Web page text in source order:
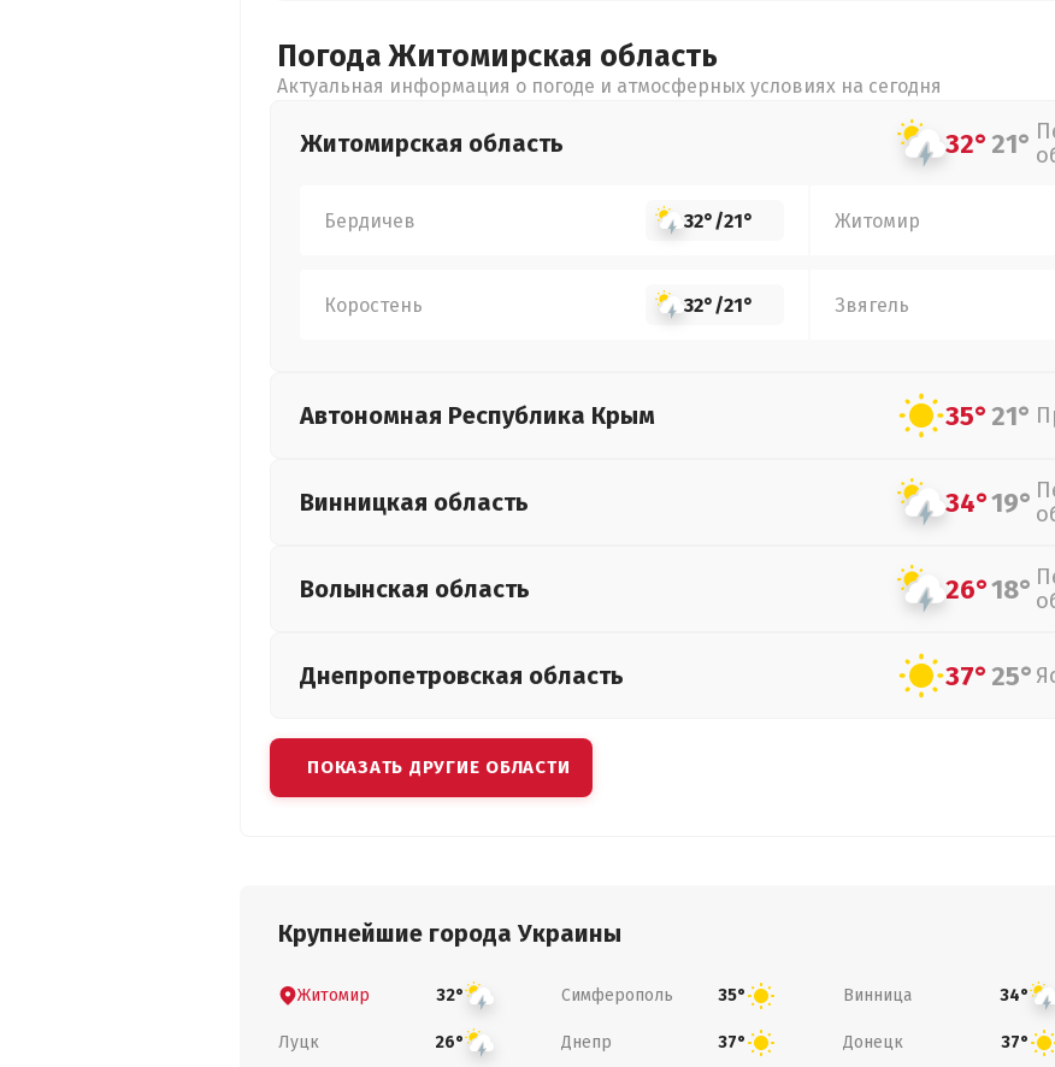
Погода Житомирская область
Актуальная информация о погоде и атмосферных условиях на сегодня
Житомирская область 32°21°
Бердичев 32°/21° Житомир
Коростень 32°/21° Звягель
Автономная Республика Крым 35°21°
Винницкая область 34°19°
Волынская область 26°18°
Днепропетровская область 37°25°
ПОКАЗАТЬ ДРУГИЕ ОБЛАСТИ
Крупнейшие города Украины
Житомир 32° Симферополь 35° Винница 34°
Луцк 26° Днепр 37° Донецк 37°